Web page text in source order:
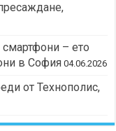
– ето
в София 04.06.2026
от Технополис,